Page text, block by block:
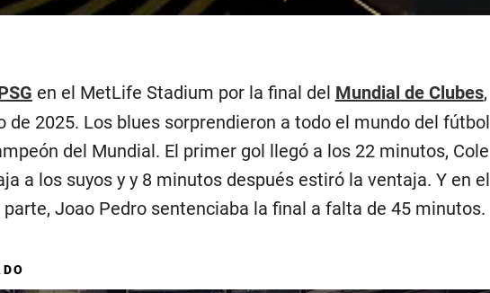
en el MetLife Stadium por la final del Mundial de Clubes,
de 2025. Los blues sorprendieron a todo el mundo del fútbol
del Mundial. El primer gol llegó a los 22 minutos, Cole
a los suyos y y 8 minutos después estiró la ventaja. Y en el
Joao Pedro sentenciaba la final a falta de 45 minutos.